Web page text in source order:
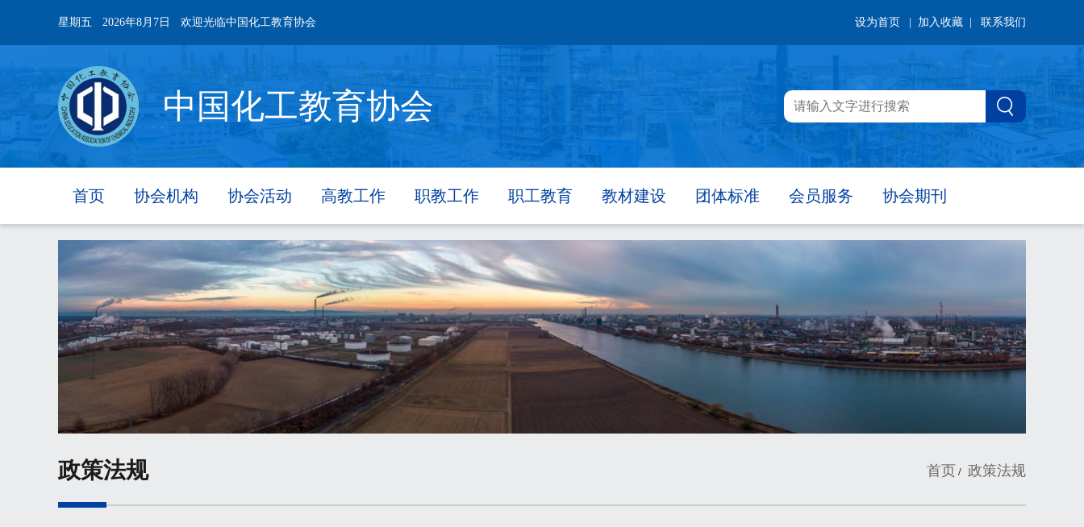
星期五 2026年8月7日 欢迎光临中国化工教育协会 设为首页 | 加入收藏 | 联系我们
中国化工教育协会
首页 协会机构 协会活动 高教工作 职教工作 职工教育 教材建设 团体标准 会员服务 协会期刊
政策法规 首页 / 政策法规